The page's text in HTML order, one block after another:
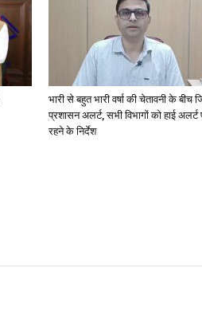
भारी से बहुत भारी वर्षा की चेतावनी के बीच
प्रशासन अलर्ट, सभी विभागों को हाई अलर्ट
रहने के निर्देश